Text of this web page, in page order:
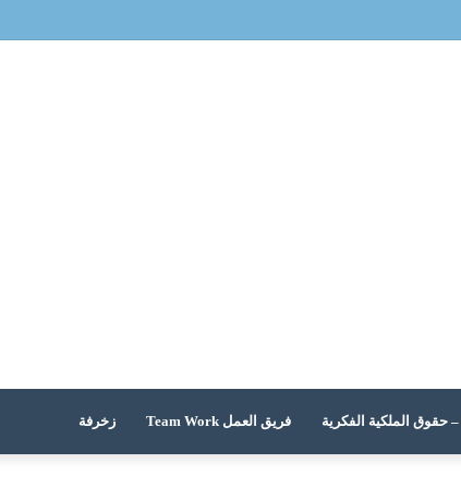
فريق العمل Team Work زخرفة